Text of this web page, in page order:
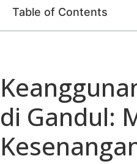
Table of Contents
di Gandul: